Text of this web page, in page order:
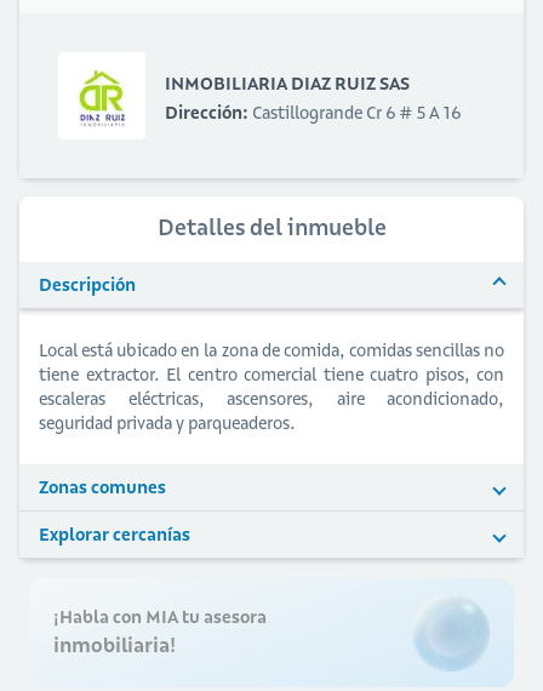
INMOBILIARIA DIAZ RUIZ SAS
Dirección: Castillogrande Cr 6 # 5 A 16
Detalles del inmueble
Descripción
Local está ubicado en la zona de comida, comidas sencillas no
tiene extractor. El centro comercial tiene cuatro pisos, con
escaleras eléctricas, ascensores, aire acondicionado,
seguridad privada y parqueaderos.
Zonas comunes
Explorar cercanías
¡Habla con MIA tu asesora
inmobiliaria!